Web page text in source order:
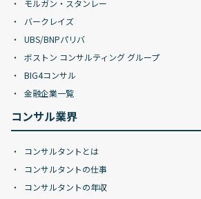
モルガン・スタンレー
バークレイズ
UBS/BNPパリバ
ボストン コンサルティング グループ
BIG4コンサル
金融企業一覧
コンサル業界
コンサルタントとは
コンサルタントの仕事
コンサルタントの年収